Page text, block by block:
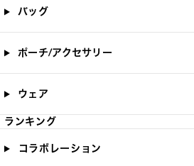
バッグ
ポーチ/アクセサリー
ウェア
ランキング
コラボレーション